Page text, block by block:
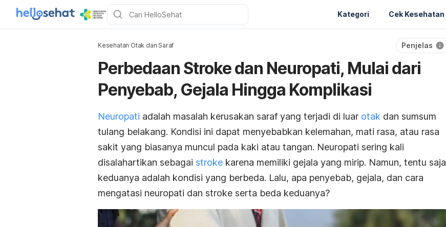
Kategori Cek Kesehatan
Kesehatan Otak dan Saraf Penjelas
Perbedaan Stroke dan Neuropati, Mulai dari
Penyebab, Gejala Hingga Komplikasi
Neuropati adalah masalah kerusakan saraf yang terjadi di luar otak dan sumsum
tulang belakang. Kondisi ini dapat menyebabkan kelemahan, mati rasa, atau rasa
sakit yang biasanya muncul pada kaki atau tangan. Neuropati sering kali
disalahartikan sebagai stroke karena memiliki gejala yang mirip. Namun, tentu saja
keduanya adalah kondisi yang berbeda. Lalu, apa penyebab, gejala, dan cara
mengatasi neuropati dan stroke serta beda keduanya?